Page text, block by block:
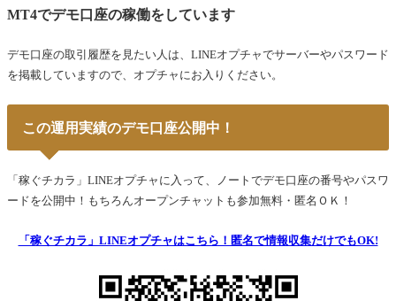
MT4でデモ口座の稼働をしています
デモ口座の取引履歴を見たい人は、LINEオプチャでサーバーやパスワード
を掲載していますので、オプチャにお入りください。
この運用実績のデモ口座公開中！
「稼ぐチカラ」LINEオプチャに入って、ノートでデモ口座の番号やパスワ
ードを公開中！もちろんオープンチャットも参加無料・匿名ＯＫ！
「稼ぐチカラ」LINEオプチャはこちら！匿名で情報収集だけでもOK!